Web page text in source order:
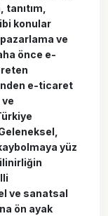
konular
ve
önce e-
e-ticaret
yüz
ve sanatsal
ön ayak